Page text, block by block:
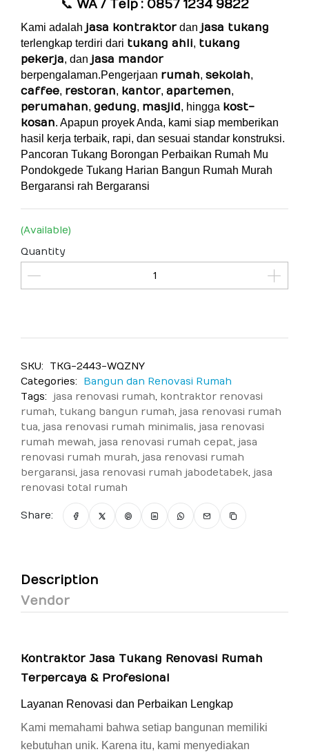
📞 WA / Telp : 0857 1234 9822
Kami adalah jasa kontraktor dan jasa tukang
terlengkap terdiri dari tukang ahli, tukang
pekerja, dan jasa mandor
berpengalaman.Pengerjaan rumah, sekolah,
caffee, restoran, kantor, apartemen,
perumahan, gedung, masjid, hingga kost-
kosan. Apapun proyek Anda, kami siap memberikan
hasil kerja terbaik, rapi, dan sesuai standar konstruksi.
Pancoran Tukang Borongan Perbaikan Rumah Mu
Pondokgede Tukang Harian Bangun Rumah Murah
Bergaransi rah Bergaransi
(Available)
Quantity
SKU:
TKG-2443-WQZNY
Categories:
Bangun dan Renovasi Rumah
Tags:
jasa renovasi rumah, kontraktor renovasi
rumah, tukang bangun rumah, jasa renovasi rumah
tua, jasa renovasi rumah minimalis, jasa renovasi
rumah mewah, jasa renovasi rumah cepat, jasa
renovasi rumah murah, jasa renovasi rumah
bergaransi, jasa renovasi rumah jabodetabek, jasa
renovasi total rumah
Share:
Description
Vendor
Kontraktor Jasa Tukang Renovasi Rumah
Terpercaya & Profesional
Layanan Renovasi dan Perbaikan Lengkap
Kami memahami bahwa setiap bangunan memiliki
kebutuhan unik. Karena itu, kami menyediakan